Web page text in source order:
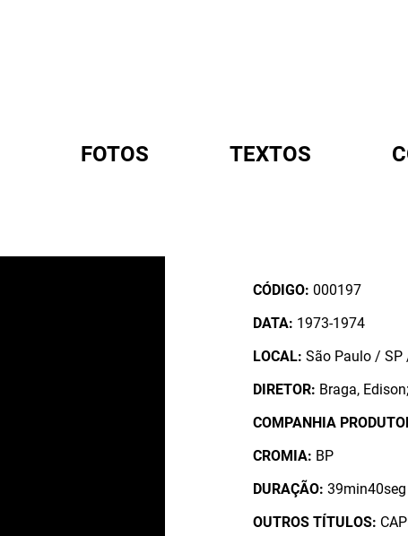
FOTOS TEXTOS
CÓDIGO: 000197
DATA: 1973-1974
LOCAL: São Paulo / SP
DIRETOR: Braga,
COMPANHIA
CROMIA: BP
DURAÇÃO: 39min40seg
OUTROS TÍTULOS: